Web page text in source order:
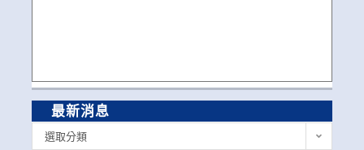
最新消息
選取分類